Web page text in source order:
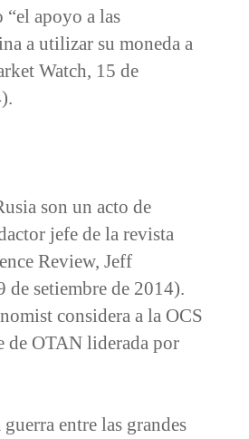
“el apoyo a las
a utilizar su moneda a
Watch, 15 de
son un acto de
jefe de la revista
Review, Jeff
setiembre de 2014).
considera a la OCS
de OTAN liderada por
entre las grandes